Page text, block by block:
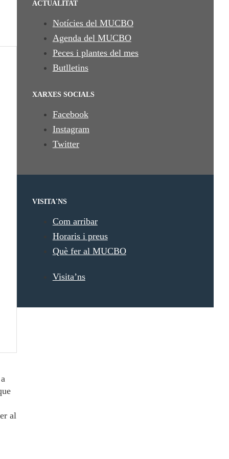
al
ACTUALITAT
Notícies del MUCBO
Agenda del MUCBO
Peces i plantes del mes
Butlletins
XARXES SOCIALS
Facebook
Instagram
Twitter
VISITA'NS
Com arribar
Horaris i preus
Què fer al MUCBO
Visita’ns